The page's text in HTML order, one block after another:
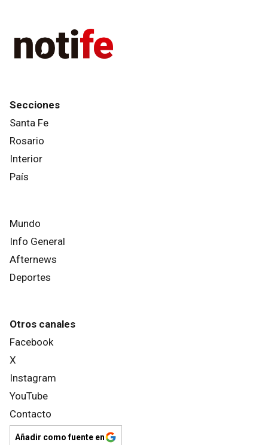
Secciones
Santa Fe
Rosario
Interior
País
Mundo
Info General
Afternews
Deportes
Otros canales
Facebook
X
Instagram
YouTube
Contacto
Añadir como fuente en